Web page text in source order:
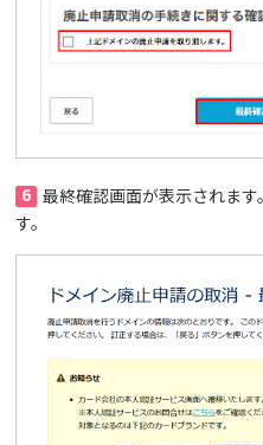
6 最終確認画面が表示されま
す。